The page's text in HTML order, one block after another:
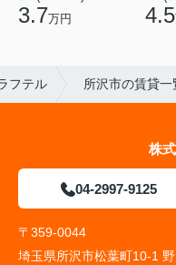
3.7万円 4.5
フテル 所沢市の賃貸一
株
04-2997-9125
〒359-0044
埼玉県所沢市松葉町10-1